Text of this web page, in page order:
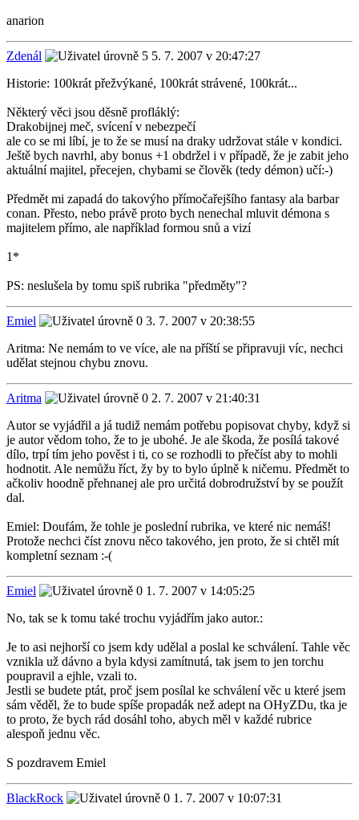
anarion
Zdenál
5. 7. 2007 v 20:47:27
Historie: 100krát přežvýkané, 100krát strávené, 100krát...
Některý věci jsou děsně profláklý:
Drakobijnej meč, svícení v nebezpečí
ale co se mi líbí, je to že se musí na draky udržovat stále v kondici.
Ještě bych navrhl, aby bonus +1 obdržel i v případě, že je zabit jeho
aktuální majitel, přecejen, chybami se člověk (tedy démon) učí:-)
Předmět mi zapadá do takovýho přímočařejšího fantasy ala barbar
conan. Přesto, nebo právě proto bych nenechal mluvit démona s
majitelem přímo, ale například formou snů a vizí
1*
PS: neslušela by tomu spiš rubrika "předměty"?
Emiel
3. 7. 2007 v 20:38:55
Aritma: Ne nemám to ve více, ale na příští se připravuji víc, nechci
udělat stejnou chybu znovu.
Aritma
2. 7. 2007 v 21:40:31
Autor se vyjádřil a já tudiž nemám potřebu popisovat chyby, když si
je autor vědom toho, že to je ubohé. Je ale škoda, že posílá takové
dílo, trpí tím jeho pověst i ti, co se rozhodli to přečíst aby to mohli
hodnotit. Ale nemůžu říct, žy by to bylo úplně k ničemu. Předmět to
ačkoliv hoodně přehnanej ale pro určitá dobrodružství by se použít
dal.
Emiel: Doufám, že tohle je poslední rubrika, ve které nic nemáš!
Protože nechci číst znovu něco takového, jen proto, že si chtěl mít
kompletní seznam :-(
Emiel
1. 7. 2007 v 14:05:25
No, tak se k tomu také trochu vyjádřím jako autor.:
Je to asi nejhorší co jsem kdy udělal a poslal ke schválení. Tahle věc
vznikla už dávno a byla kdysi zamítnutá, tak jsem to jen torchu
poupravil a ejhle, vzali to.
Jestli se budete ptát, proč jsem posílal ke schválení věc u které jsem
sám věděl, že to bude spíše propadák než adept na OHyZDu, tka je
to proto, že bych rád dosáhl toho, abych měl v každé rubrice
alespoň jednu věc.
S pozdravem Emiel
BlackRock
1. 7. 2007 v 10:07:31